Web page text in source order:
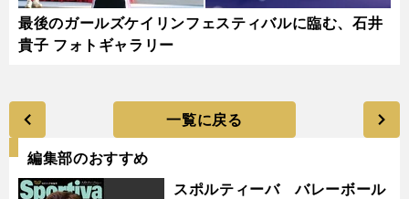
最後のガールズケイリンフェスティバルに臨む、石井
貴子 フォトギャラリー
一覧に戻る
編集部のおすすめ
スポルティーバ バレーボール